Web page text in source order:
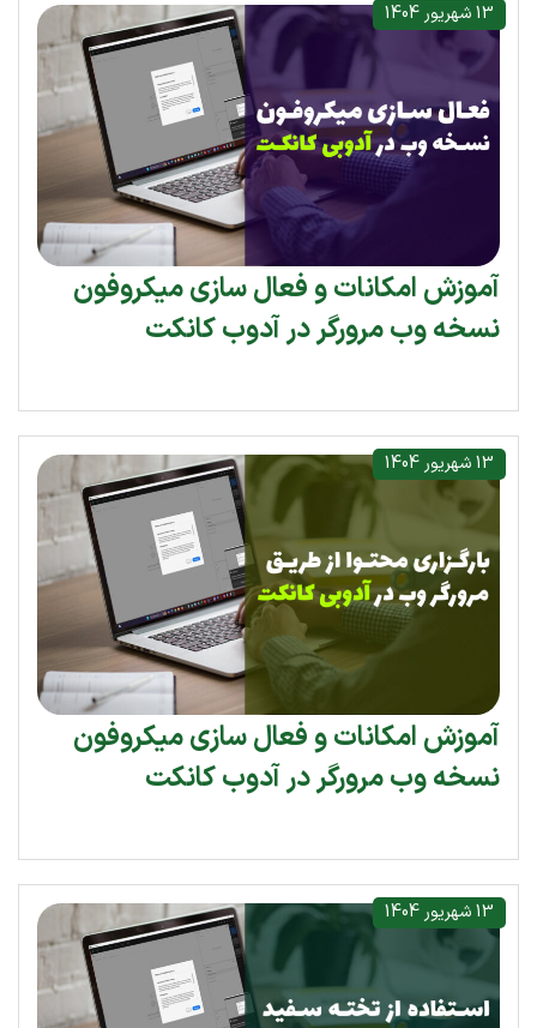
13 شهریور 1404
آموزش امکانات و فعال سازی میکروفون
نسخه وب مرورگر در آدوب کانکت
13 شهریور 1404
آموزش امکانات و فعال سازی میکروفون
نسخه وب مرورگر در آدوب کانکت
13 شهریور 1404